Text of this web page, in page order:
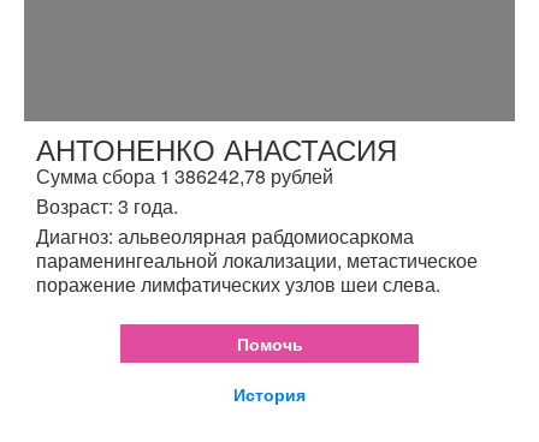
АНТОНЕНКО АНАСТАСИЯ
Сумма сбора 1 386242,78 рублей
Возраст: 3 года.
Диагноз: альвеолярная рабдомиосаркома
параменингеальной локализации, метастическое
поражение лимфатических узлов шеи слева.
Помочь
История